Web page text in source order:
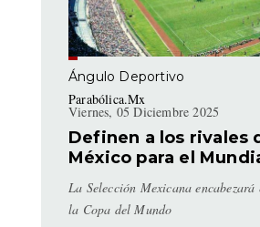
Ángulo Deportivo
Parabólica.Mx
Viernes, 05 Diciembre 2025
Definen a los rivales
México para el
La Selección Mexicana
la Copa del Mundo